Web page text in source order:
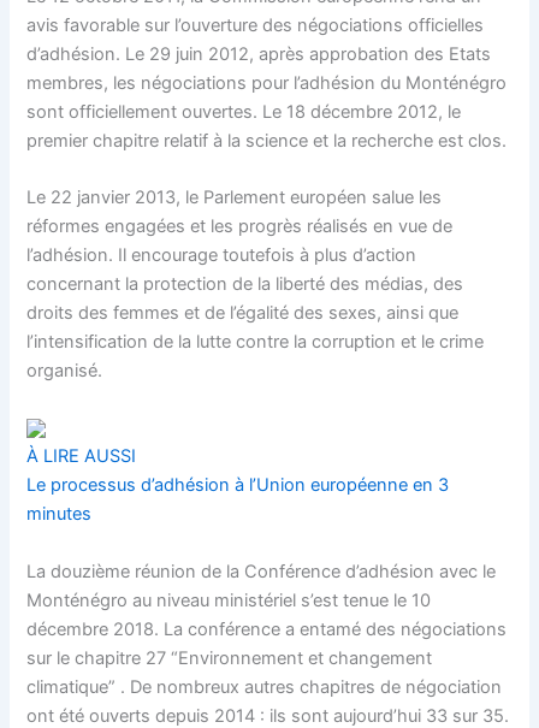
avis favorable sur l’ouverture des négociations officielles
d’adhésion. Le 29 juin 2012, après approbation des Etats
membres, les négociations pour l’adhésion du Monténégro
sont officiellement ouvertes. Le 18 décembre 2012, le
premier chapitre relatif à la science et la recherche est clos.
Le 22 janvier 2013, le Parlement européen salue les
réformes engagées et les progrès réalisés en vue de
l’adhésion. Il encourage toutefois à plus d’action
concernant la protection de la liberté des médias, des
droits des femmes et de l’égalité des sexes, ainsi que
l’intensification de la lutte contre la corruption et le crime
organisé.
À LIRE AUSSI
Le processus d’adhésion à l’Union européenne en 3
minutes
La douzième réunion de la Conférence d’adhésion avec le
Monténégro au niveau ministériel s’est tenue le 10
décembre 2018. La conférence a entamé des négociations
sur le chapitre 27 “Environnement et changement
climatique” . De nombreux autres chapitres de négociation
ont été ouverts depuis 2014 : ils sont aujourd’hui 33 sur 35.